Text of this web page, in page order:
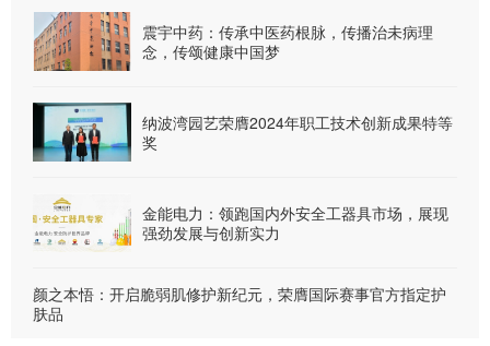
震宇中药：传承中医药根脉，传播治未病理
念，传颂健康中国梦
纳波湾园艺荣膺2024年职工技术创新成果特等
奖
金能电力：领跑国内外安全工器具市场，展现
强劲发展与创新实力
颜之本悟：开启脆弱肌修护新纪元，荣膺国际赛事官方指定护
肤品